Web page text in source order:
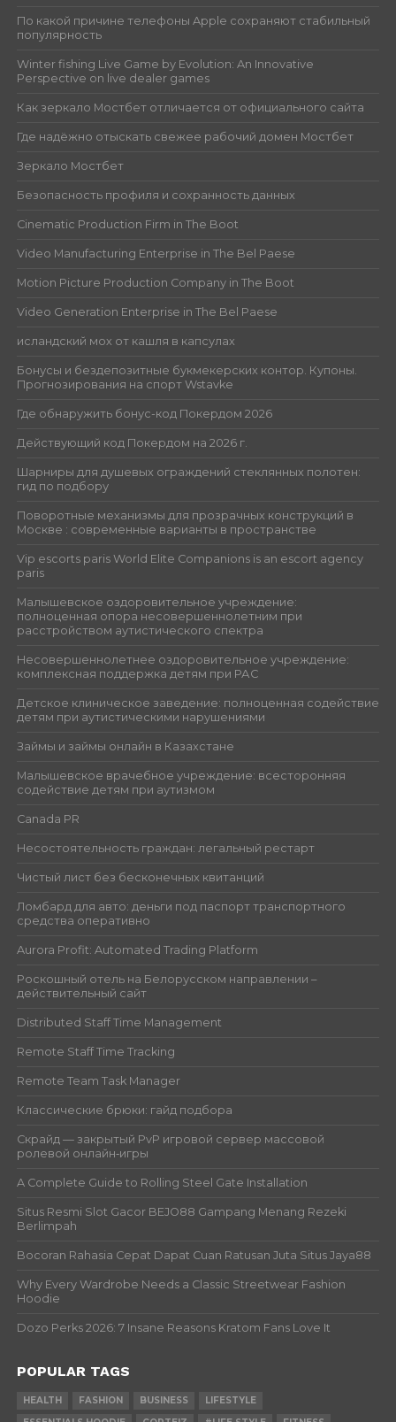
По какой причине телефоны Apple сохраняют стабильный
популярность
Winter fishing Live Game by Evolution: An Innovative
Perspective on live dealer games
Как зеркало Мостбет отличается от официального сайта
Где надёжно отыскать свежее рабочий домен Мостбет
Зеркало Мостбет
Безопасность профиля и сохранность данных
Cinematic Production Firm in The Boot
Video Manufacturing Enterprise in The Bel Paese
Motion Picture Production Company in The Boot
Video Generation Enterprise in The Bel Paese
исландский мох от кашля в капсулах
Бонусы и бездепозитные букмекерских контор. Купоны.
Прогнозирования на спорт Wstavke
Где обнаружить бонус-код Покердом 2026
Действующий код Покердом на 2026 г.
Шарниры для душевых ограждений стеклянных полотен:
гид по подбору
Поворотные механизмы для прозрачных конструкций в
Москве : современные варианты в пространстве
Vip escorts paris World Elite Companions is an escort agency
paris
Малышевское оздоровительное учреждение:
полноценная опора несовершеннолетним при
расстройством аутистического спектра
Несовершеннолетнее оздоровительное учреждение:
комплексная поддержка детям при РАС
Детское клиническое заведение: полноценная содействие
детям при аутистическими нарушениями
Займы и займы онлайн в Казахстане
Малышевское врачебное учреждение: всесторонняя
содействие детям при аутизмом
Canada PR
Несостоятельность граждан: легальный рестарт
Чистый лист без бесконечных квитанций
Ломбард для авто: деньги под паспорт транспортного
средства оперативно
Aurora Profit: Automated Trading Platform
Роскошный отель на Белорусском направлении –
действительный сайт
Distributed Staff Time Management
Remote Staff Time Tracking
Remote Team Task Manager
Классические брюки: гайд подбора
Скрайд — закрытый PvP игровой сервер массовой
ролевой онлайн‑игры
A Complete Guide to Rolling Steel Gate Installation
Situs Resmi Slot Gacor BEJO88 Gampang Menang Rezeki
Berlimpah
Bocoran Rahasia Cepat Dapat Cuan Ratusan Juta Situs Jaya88
Why Every Wardrobe Needs a Classic Streetwear Fashion
Hoodie
Dozo Perks 2026: 7 Insane Reasons Kratom Fans Love It
POPULAR TAGS
HEALTH FASHION BUSINESS
LIFESTYLE